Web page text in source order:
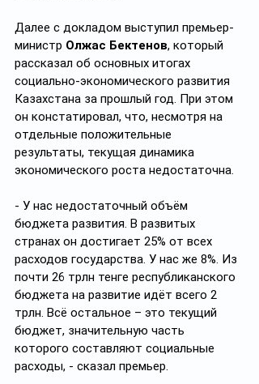
Далее с докладом выступил премьер-
министр Олжас Бектенов, который
рассказал об основных итогах
социально-экономического развития
Казахстана за прошлый год. При этом
он констатировал, что, несмотря на
отдельные положительные
результаты, текущая динамика
экономического роста недостаточна.
- У нас недостаточный объём
бюджета развития. В развитых
странах он достигает 25% от всех
расходов государства. У нас же 8%. Из
почти 26 трлн тенге республиканского
бюджета на развитие идёт всего 2
трлн. Всё остальное – это текущий
бюджет, значительную часть
которого составляют социальные
расходы, - сказал премьер.